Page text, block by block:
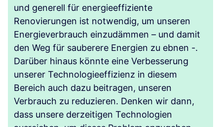
und generell für energieeffiziente
Renovierungen ist notwendig, um unseren
Energieverbrauch einzudämmen – und damit
den Weg für sauberere Energien zu ebnen -.
Darüber hinaus könnte eine Verbesserung
unserer Technologieeffizienz in diesem
Bereich auch dazu beitragen, unseren
Verbrauch zu reduzieren. Denken wir dann,
dass unsere derzeitigen Technologien